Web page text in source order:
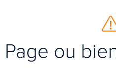
Page ou